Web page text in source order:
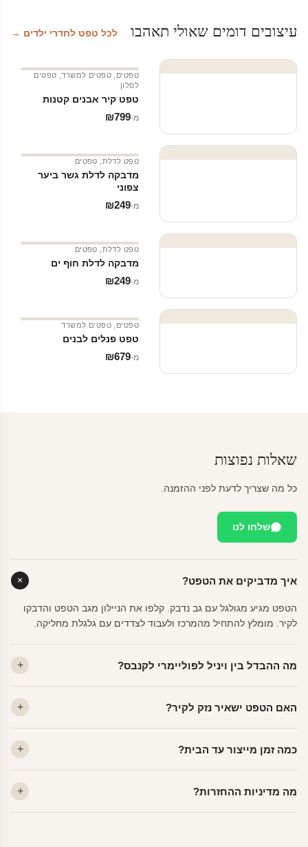
עיצובים דומים שאולי תאהבו לכל טפט לחדרי ילדים →
טפטים טפטים למשרד, טפטים
לסלון
טפט קיר אבנים קטנות
מ‑ ₪799
טפט לדלת טפטים
מדבקה לדלת גשר ביער
צפוני
מ‑ ₪249
טפט לדלת טפטים
מדבקה לדלת חוף ים
מ‑ ₪249
טפטים טפטים למשרד
טפט פנלים לבנים
מ‑ ₪679
שאלות נפוצות
כל מה שצריך לדעת לפני ההזמנה.
שלחו לנו
איך מדביקים את הטפט?
הטפט מגיע מגולגל עם גב נדבק. קלפו את הניילון מגב הטפט והדבקו
לקיר. מומלץ להתחיל מהמרכז ולעבוד לצדדים עם גלגלת מחליקה.
מה ההבדל בין ויניל לפוליימרי לקנבס?
פרמיום. קנבס — בד אמנותי יוקרתי, מט.
האם הטפט ישאיר נזק לקיר?
מתאים לקיר מטויח, גבס, קרמיקה וזכוכית.
כמה זמן מייצור עד הבית?
יוצאות באותו יום.
מה מדיניות ההחזרות?